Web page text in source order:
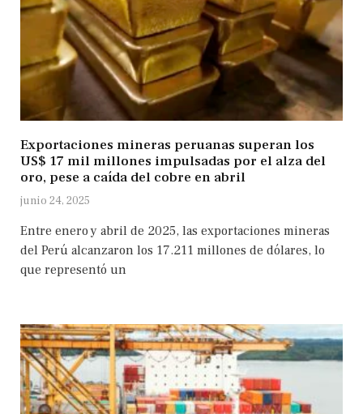
Exportaciones mineras peruanas superan los
US$ 17 mil millones impulsadas por el alza del
oro, pese a caída del cobre en abril
junio 24, 2025
Entre enero y abril de 2025, las exportaciones mineras
del Perú alcanzaron los 17.211 millones de dólares, lo
que representó un